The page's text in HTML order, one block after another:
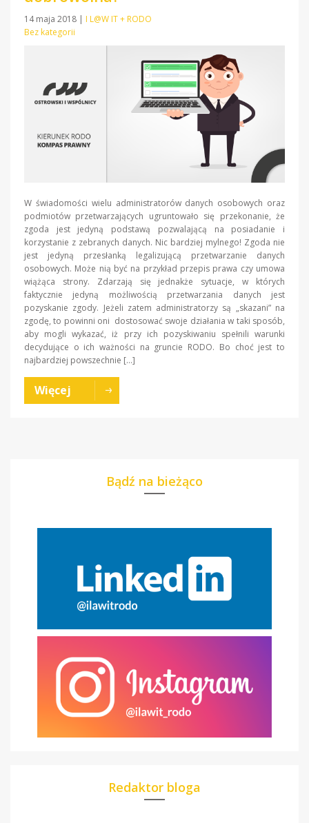
14 maja 2018 | I L@W IT + RODO
Bez kategorii
W świadomości wielu administratorów danych osobowych oraz
podmiotów przetwarzających ugruntowało się przekonanie, że
zgoda jest jedyną podstawą pozwalającą na posiadanie i
korzystanie z zebranych danych. Nic bardziej mylnego! Zgoda nie
jest jedyną przesłanką legalizującą przetwarzanie danych
osobowych. Może nią być na przykład przepis prawa czy umowa
wiążąca strony. Zdarzają się jednakże sytuacje, w których
faktycznie jedyną możliwością przetwarzania danych jest
pozyskanie zgody. Jeżeli zatem administratorzy są „skazani” na
zgodę, to powinni oni dostosować swoje działania w taki sposób,
aby mogli wykazać, iż przy ich pozyskiwaniu spełnili warunki
decydujące o ich ważności na gruncie RODO. Bo choć jest to
najbardziej powszechnie […]
Więcej
Bądź na bieżąco
Redaktor bloga